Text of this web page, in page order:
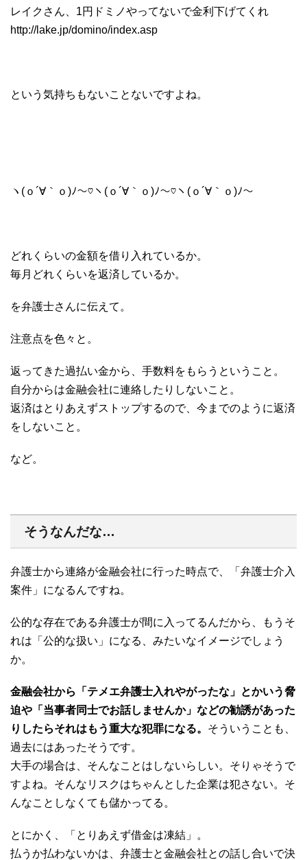
レイクさん、1円ドミノやってないで金利下げてくれ
http://lake.jp/domino/index.asp
という気持ちもないことないですよね。
ヽ(ｏ´∀｀ｏ)ﾉ〜♡ヽ(ｏ´∀｀ｏ)ﾉ〜♡ヽ(ｏ´∀｀ｏ)ﾉ〜
どれくらいの金額を借り入れているか。
毎月どれくらいを返済しているか。
を弁護士さんに伝えて。
注意点を色々と。
返ってきた過払い金から、手数料をもらうということ。
自分からは金融会社に連絡したりしないこと。
返済はとりあえずストップするので、今までのように返済
をしないこと。
など。
そうなんだな…
弁護士から連絡が金融会社に行った時点で、「弁護士介入
案件」になるんですね。
公的な存在である弁護士が間に入ってるんだから、もうそ
れは「公的な扱い」になる、みたいなイメージでしょう
か。
金融会社から「テメエ弁護士入れやがったな」とかいう脅
迫や「当事者同士でお話しませんか」などの勧誘があった
りしたらそれはもう重大な犯罪になる。 そういうことも、
過去にはあったそうです。
大手の場合は、そんなことはしないらしい。そりゃそうで
すよね。そんなリスクはちゃんとした企業は犯さない。そ
んなことしなくても儲かってる。
とにかく、「とりあえず借金は凍結」。
払うか払わないかは、弁護士と金融会社との話し合いで決